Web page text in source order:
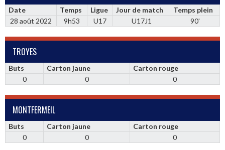
Date Temps Ligue Jour de match
Temps plein
28 août 2022
9h53 U17 U17J1 90'
TROYES
Buts Carton jaune
Carton rouge
0
0 0
MONTFERMEIL
Buts Carton jaune
Carton rouge
0
0 0